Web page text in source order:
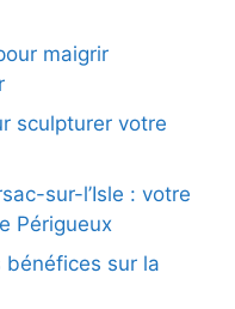
maigrir
sculpturer votre
sur-l’Isle : votre
Périgueux
bénéfices sur la